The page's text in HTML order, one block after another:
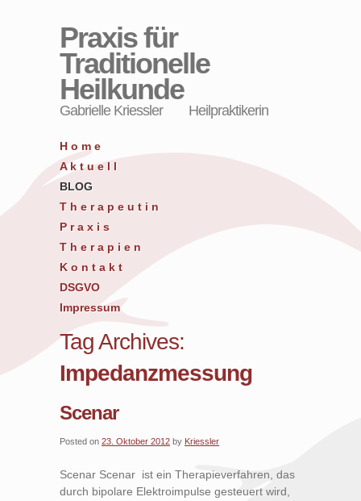
Praxis für
Traditionelle
Heilkunde
Gabrielle Kriessler Heilpraktikerin
H o m e
A k t u e l l
BLOG
T h e r a p e u t i n
P r a x i s
T h e r a p i e n
K o n t a k t
DSGVO
Impressum
Tag Archives:
Impedanzmessung
Scenar
Posted on 23. Oktober 2012 by Kriessler
Scenar Scenar ist ein Therapieverfahren, das
durch bipolare Elektroimpulse gesteuert wird,